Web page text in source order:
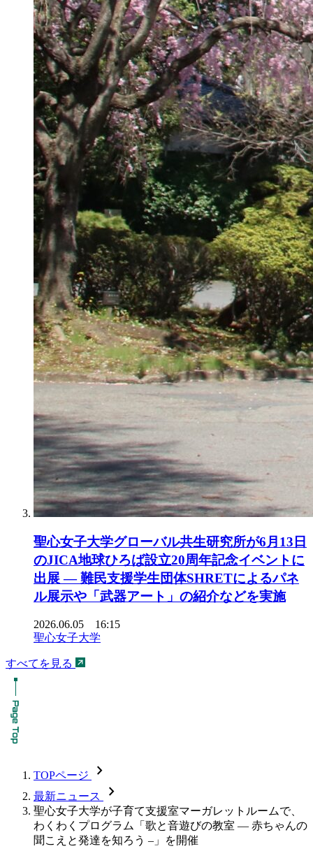
聖心女子大学グローバル共生研究所が6月13日
のJICA地球ひろば設立20周年記念イベントに
出展 ― 難民支援学生団体SHRETによるパネ
ル展示や「武器アート」の紹介などを実施
2026.06.05 16:15
聖心女子大学
すべてを見る
TOPページ chevron_forward
最新ニュース chevron_forward
聖心女子大学が子育て支援室マーガレットルームで、
わくわくプログラム「歌と音遊びの教室 — 赤ちゃんの
聞こえと発達を知ろう –」を開催